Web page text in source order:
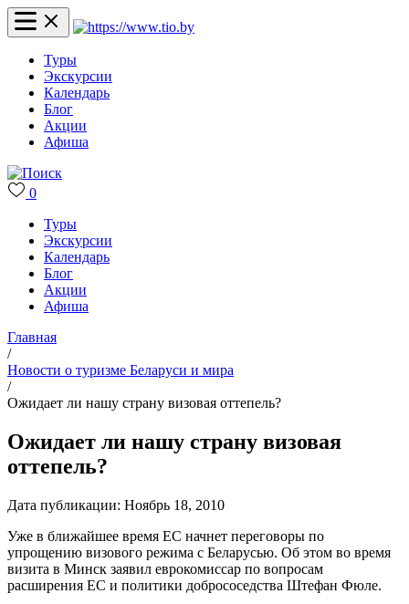
Туры
Экскурсии
Календарь
Блог
Акции
Афиша
0
Туры
Экскурсии
Календарь
Блог
Акции
Афиша
Главная
/
Новости о туризме Беларуси и мира
/
Ожидает ли нашу страну визовая оттепель?
Ожидает ли нашу страну визовая
оттепель?
Дата публикации: Ноябрь 18, 2010
Уже в ближайшее время ЕС начнет переговоры по
упрощению визового режима с Беларусью. Об этом во время
визита в Минск заявил еврокомиссар по во­просам
расширения ЕС и политики добросо­седства Штефан Фюле.